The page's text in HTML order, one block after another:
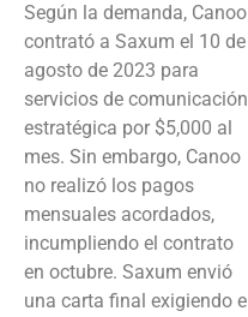
Según la demanda, Canoo
contrató a Saxum el 10 de
agosto de 2023 para
servicios de comunicación
estratégica por $5,000 al
mes. Sin embargo, Canoo
no realizó los pagos
mensuales acordados,
incumpliendo el contrato
en octubre. Saxum envió
una carta final exigiendo el